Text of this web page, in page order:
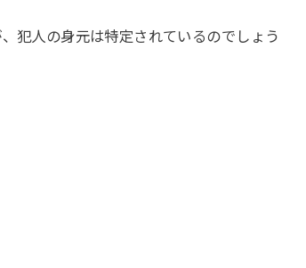
犯人の身元は特定されているのでしょう